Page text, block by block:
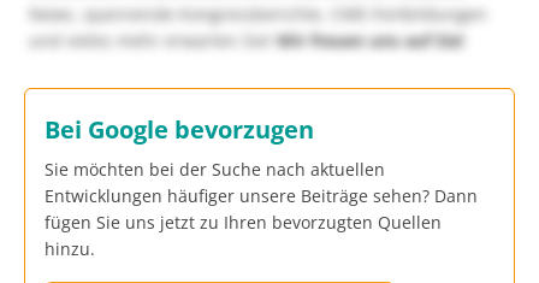
News, spannende Kongressberichte, CME-Fortbildungen
und vieles mehr erwarten Sie!Wir freuen uns auf Sie!
Bei Google bevorzugen
Sie möchten bei der Suche nach aktuellen
Entwicklungen häufiger unsere Beiträge sehen? Dann
fügen Sie uns jetzt zu Ihren bevorzugten Quellen
hinzu.